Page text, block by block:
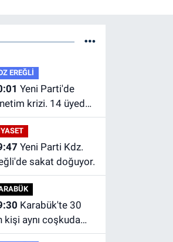
EREĞLİ
krizi. 14 üyeden
bildiri.
sakat doğuyor.
kişi aynı coşkuda